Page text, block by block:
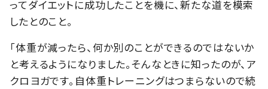
ってダイエットに成功したことを機に、新たな道を模索
したとのこと。
「体重が減ったら、何か別のことができるのではないか
と考えるようになりました。そんなときに知ったのが、ア
クロヨガです。自体重トレーニングはつまらないので続